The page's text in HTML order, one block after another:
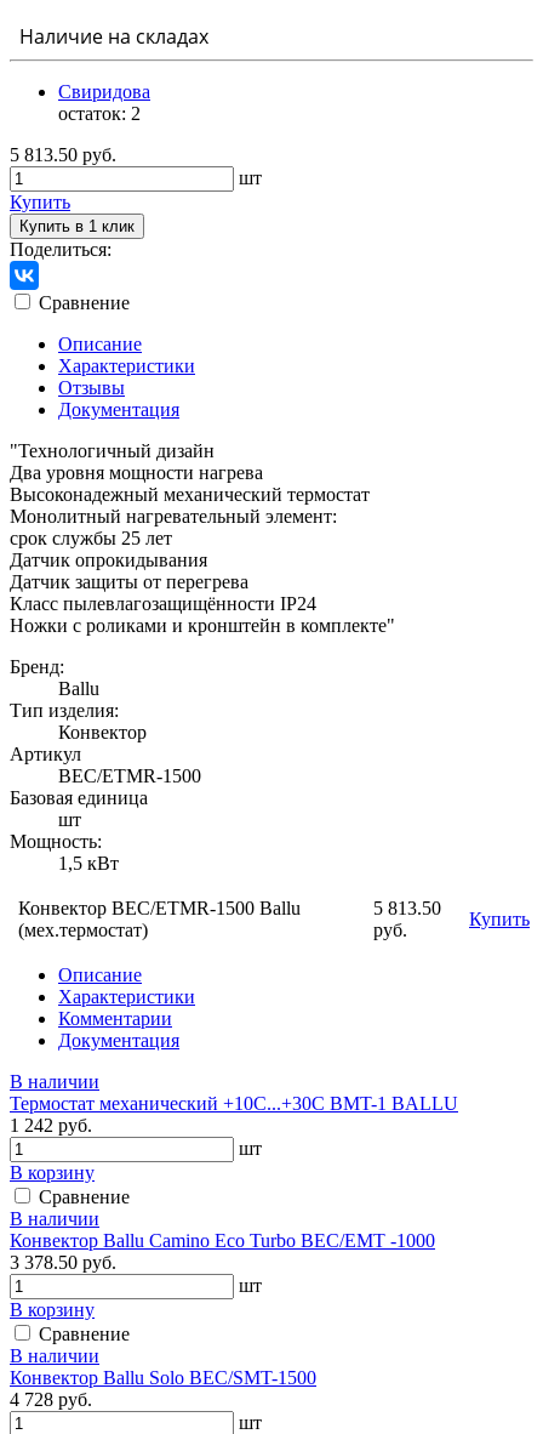
Наличие на складах
Свиридова
остаток: 2
5 813.50 руб.
шт
Купить
Купить в 1 клик
Поделиться:
Сравнение
Описание
Характеристики
Отзывы
Документация
"Технологичный дизайн
Два уровня мощности нагрева
Высоконадежный механический термостат
Монолитный нагревательный элемент:
срок службы 25 лет
Датчик опрокидывания
Датчик защиты от перегрева
Класс пылевлагозащищённости IP24
Ножки с роликами и кронштейн в комплекте"
Бренд:
Ballu
Тип изделия:
Конвектор
Артикул
BEC/ETMR-1500
Базовая единица
шт
Мощность:
1,5 кВт
Конвектор BEC/ETMR-1500 Ballu
(мех.термостат)
5 813.50
руб.
Купить
Описание
Характеристики
Комментарии
Документация
В наличии
Термостат механический +10С...+30С BMT-1 BALLU
1 242 руб.
шт
В корзину
Сравнение
В наличии
Конвектор Ballu Camino Eco Turbo BEC/EMT -1000
3 378.50 руб.
шт
В корзину
Сравнение
В наличии
Конвектор Ballu Solo BEC/SMT-1500
4 728 руб.
шт